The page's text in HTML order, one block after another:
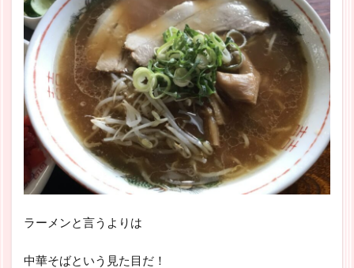
ラーメンと言うよりは
中華そばという見た目だ！